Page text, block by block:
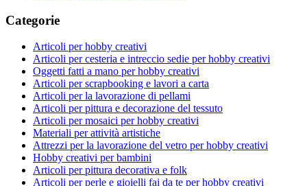
Categorie
Articoli per hobby creativi
Articoli per cesteria e intreccio sedie per hobby creativi
Oggetti fatti a mano per hobby creativi
Articoli per scrapbooking e lavori a carta
Articoli per la lavorazione di pellami
Articoli per pittura e decorazione del tessuto
Articoli per mosaici per hobby creativi
Materiali per attività artistiche
Attrezzi per la lavorazione del vetro per hobby creativi
Hobby creativi per bambini
Articoli per pittura decorativa e folk
Articoli per perle e gioielli fai da te per hobby creativi